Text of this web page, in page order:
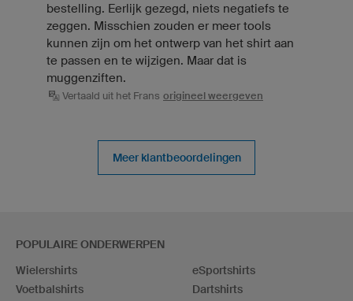
bestelling. Eerlijk gezegd, niets negatiefs te
zeggen. Misschien zouden er meer tools
kunnen zijn om het ontwerp van het shirt aan
te passen en te wijzigen. Maar dat is
muggenziften.
Vertaald uit het Frans origineel weergeven
Meer klantbeoordelingen
POPULAIRE ONDERWERPEN
Wielershirts
Voetbalshirts
eSportshirts
Dartshirts